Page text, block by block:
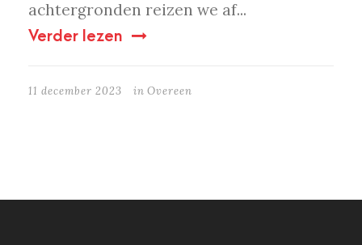
achtergronden reizen we af...
Verder lezen
11 december 2023 in Overeen